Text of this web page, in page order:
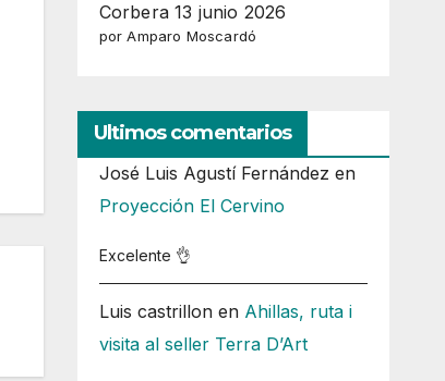
Corbera 13 junio 2026
por Amparo Moscardó
Ultimos comentarios
José Luis Agustí Fernández en
Proyección El Cervino
Excelente 👌
Luis castrillonen Ahillas, ruta i
visita al seller Terra D’Art